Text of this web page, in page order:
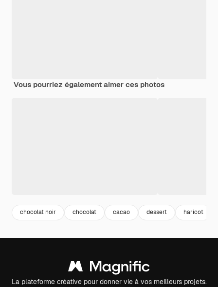
Vous pourriez également aimer ces photos
chocolat noir chocolat cacao dessert haricot
La plateforme créative pour donner vie à vos meilleurs projets.